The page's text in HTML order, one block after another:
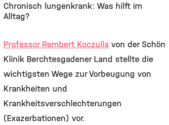
Chronisch lungenkrank: Was hilft im
Alltag?
Professor Rembert Koczulla von der Schön
Klinik Berchtesgadener Land stellte die
wichtigsten Wege zur Vorbeugung von
Krankheiten und
Krankheitsverschlechterungen
(Exazerbationen) vor.